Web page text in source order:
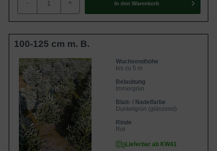
- + In den Warenkorb
100-125 cm m. B.
Wuchsendhöhe
bis zu 5 m
Belaubung
Immergrün
Blatt- / Nadelfarbe
Dunkelgrün (glänzend)
Rinde
Rot
Lieferbar ab KW41